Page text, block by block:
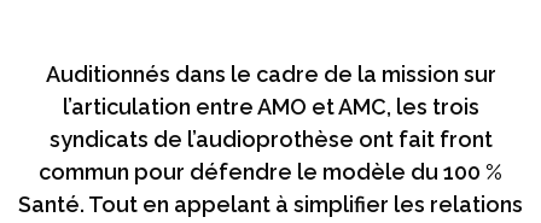
Auditionnés dans le cadre de la mission sur
l’articulation entre AMO et AMC, les trois
syndicats de l’audioprothèse ont fait front
commun pour défendre le modèle du 100 %
Santé. Tout en appelant à simplifier les relations